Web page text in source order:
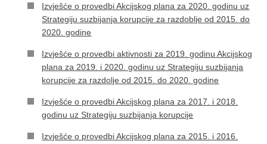
Izvješće o provedbi Akcijskog plana za 2020. godinu uz
Strategiju suzbijanja korupcije za razdoblje od 2015. do
2020. godine
Izvješće o provedbi aktivnosti za 2019. godinu Akcijskog
plana za 2019. i 2020. godinu uz Strategiju suzbijanja
korupcije za razdolje od 2015. do 2020. godine​
Izvješće o provedbi Akcijskog plana za 2017. i 2018.
godinu uz Strategiju suzbijanja korupcije
Izvješće o provedbi Akcijskog plana za 2015. i 2016.